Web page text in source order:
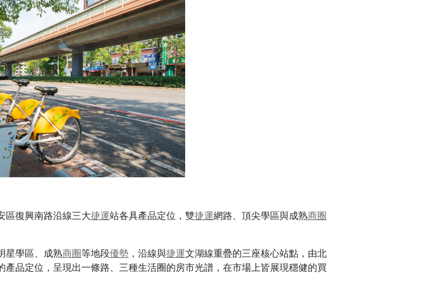
區復興南路沿線三大捷運站各具產品定位，雙捷運網路、頂尖學區與成熟商圈
星學區、成熟商圈等地段優勢，沿線與捷運文湖線重疊的三座核心站點，由北
品定位，呈現出一條路、三種生活圈的房市光譜，在市場上皆展現穩健的買